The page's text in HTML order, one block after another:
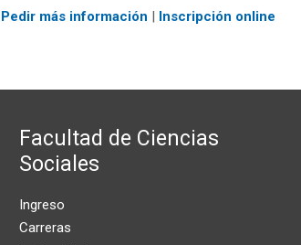
Pedir más información Inscripción online
Facultad de Ciencias
Sociales
Ingreso
Carreras